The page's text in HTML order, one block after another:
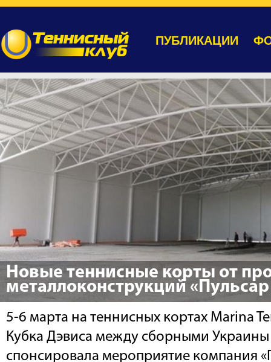
ПУБЛИКАЦИИ
Новые теннисные корты от
металлоконструкций
5-6 марта на теннисных кортах Marina
Кубка Дэвиса между сборными
спонсировала мероприятие компания